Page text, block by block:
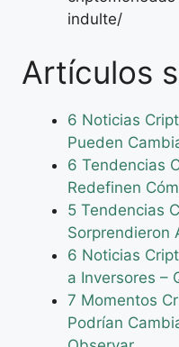
indulte/
Artículos
6 Noticias
Pueden
6 Tendencias
Redefinen
5 Tendencias
Sorprendieron
6 Noticias
a Inversores –
7 Momentos
Podrían